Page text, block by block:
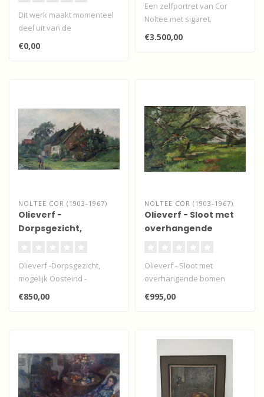
Dit werk maakt momenteel
deel uit van de
wisselexpositie "Dordtse
kunstenaars" b..
€0,00
Een zelfportret van Cor
Noltee met sigaret.
Medium: olieverf op doek
Afmeting:..
€3.500,00
NOLTEE COR (1903-1967)
Olieverf -
Dorpsgezicht,
Olieverf -Dorpsgezicht,
mogelijk Oosteind -
Papendrecht
€850,00
NOLTEE COR (1903-1967)
Olieverf - Sloot met
overhangende
Olieverf - Sloot met
overhangende bomen
€995,00